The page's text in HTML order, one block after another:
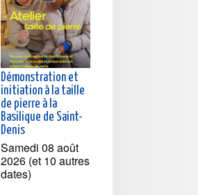
Démonstration et
initiation à la taille
de pierre à la
Basilique de Saint-
Denis
Samedi 08 août
2026 (et 10 autres
dates)